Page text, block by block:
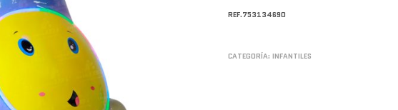
REF.753134690
CATEGORÍA:INFANTILES